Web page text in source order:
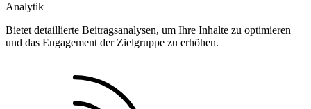
Analytik
Bietet detaillierte Beitragsanalysen, um Ihre Inhalte zu optimieren
und das Engagement der Zielgruppe zu erhöhen.